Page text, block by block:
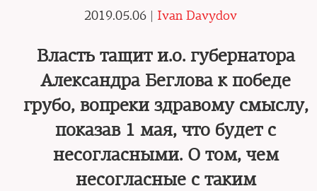
2019.05.06 | Ivan Davydov
Власть тащит и.о. губернатора
Александра Беглова к победе
грубо, вопреки здравому смыслу,
показав 1 мая, что будет с
несогласными. О том, чем
несогласные с таким